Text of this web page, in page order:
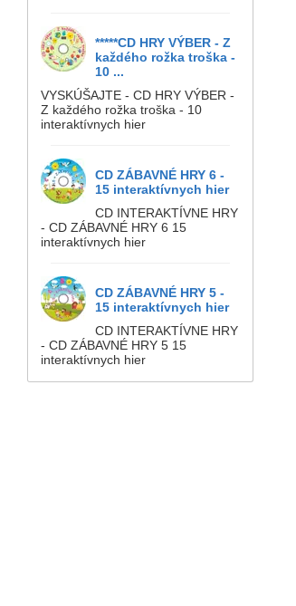
*****CD HRY VÝBER - Z
každého rožka troška -
10 ...
VYSKÚŠAJTE - CD HRY VÝBER -
Z každého rožka troška - 10
interaktívnych hier
CD ZÁBAVNÉ HRY 6 -
15 interaktívnych hier
CD INTERAKTÍVNE HRY
- CD ZÁBAVNÉ HRY 6 15
interaktívnych hier
CD ZÁBAVNÉ HRY 5 -
15 interaktívnych hier
CD INTERAKTÍVNE HRY
- CD ZÁBAVNÉ HRY 5 15
interaktívnych hier